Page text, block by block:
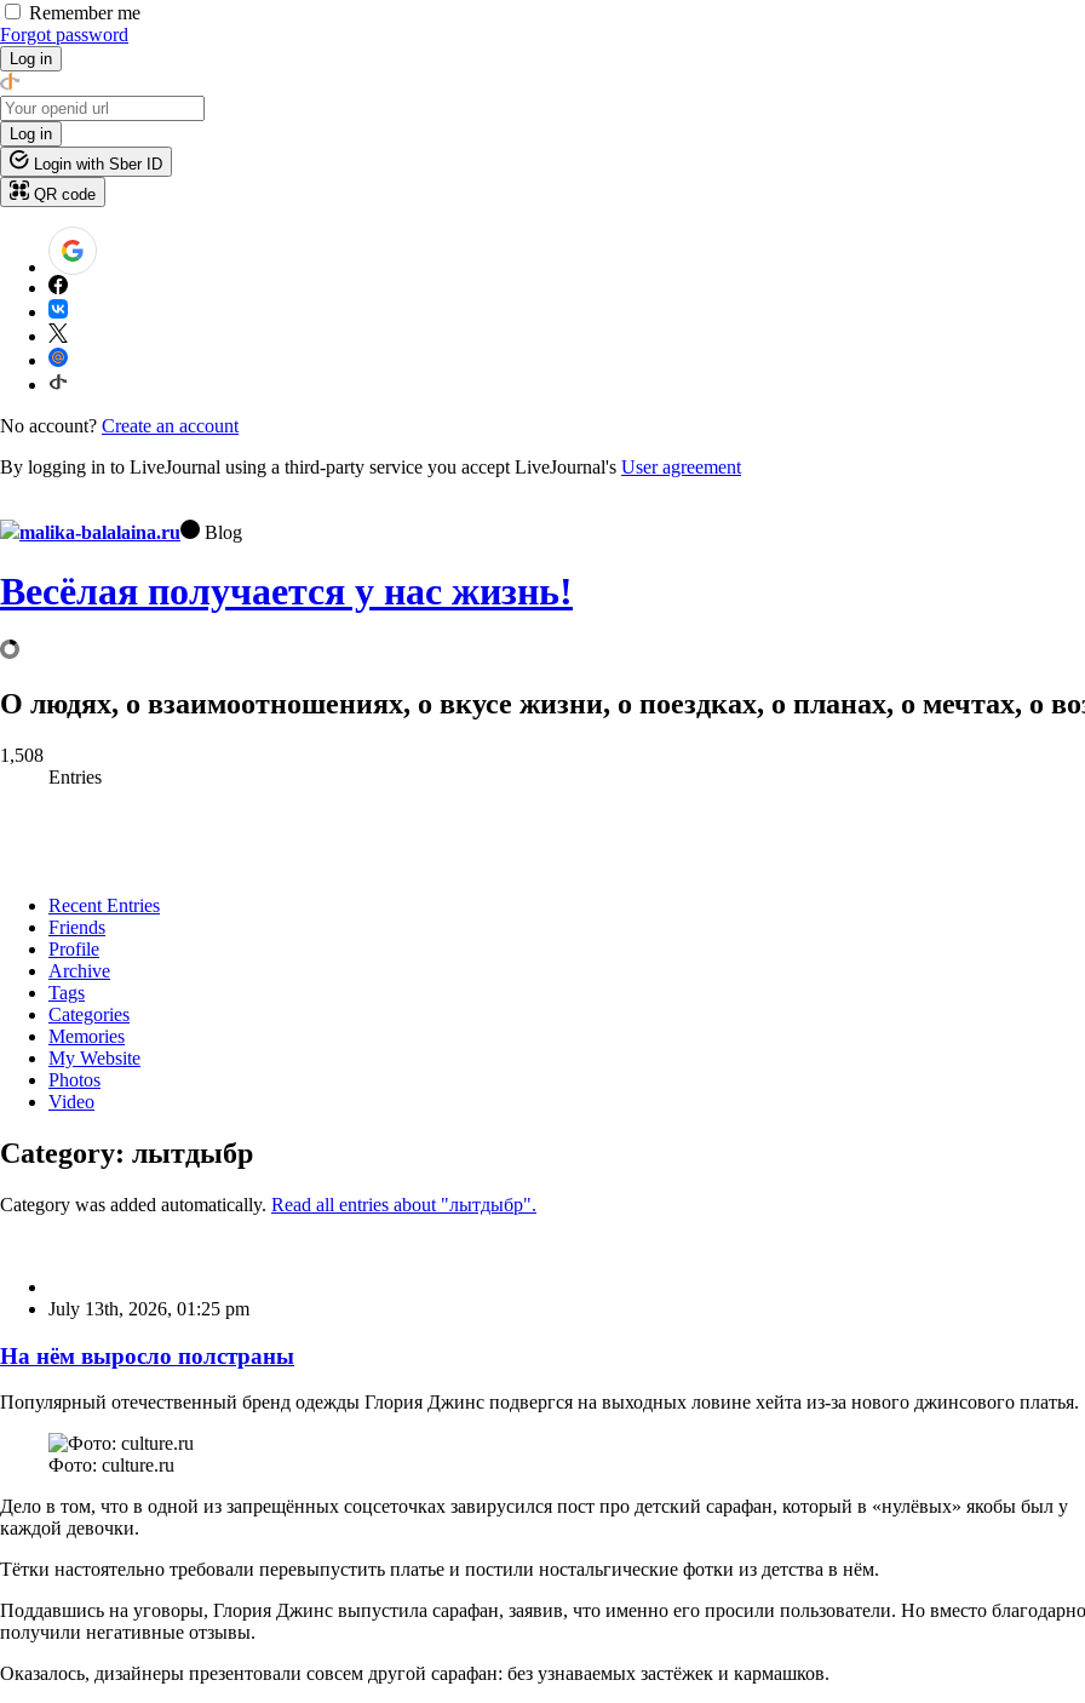
Remember me
Forgot password
Log in
Log in
Login with Sber ID
QR code
No account? Create an account
By logging in to LiveJournal using a third-party service you accept LiveJournal's User agreement
malika-balalaina.ru Blog
Весёлая получается у нас жизнь!
О людях, о взаимоотношениях, о вкусе жизни, о поездках, о планах, о мечтах, о
1,508
Entries
Recent Entries
Friends
Profile
Archive
Tags
Categories
Memories
My Website
Photos
Video
Category: лытдыбр
Category was added automatically. Read all entries about "лытдыбр".
July 13th, 2026, 01:25 pm
На нём выросло полстраны
Популярный отечественный бренд одежды Глория Джинс подвергся на выходных ловине хейта из-за нового джинсового платья.
Фото: culture.ru
Дело в том, что в одной из запрещённых соцсеточках завирусился пост про детский сарафан, который в «нулёвых» якобы был у
каждой девочки.
Тётки настоятельно требовали перевыпустить платье и постили ностальгические фотки из детства в нём.
Поддавшись на уговоры, Глория Джинс выпустила сарафан, заявив, что именно его просили пользователи. Но вместо
получили негативные отзывы.
Оказалось, дизайнеры презентовали совсем другой сарафан: без узнаваемых застёжек и кармашков.